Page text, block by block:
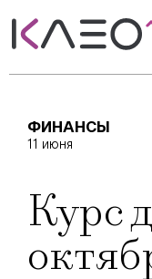
ФИНАНСЫ
11 июня
Курс